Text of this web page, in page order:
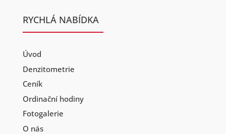
RYCHLÁ NABÍDKA
Úvod
Denzitometrie
Ceník
Ordinační hodiny
Fotogalerie
O nás